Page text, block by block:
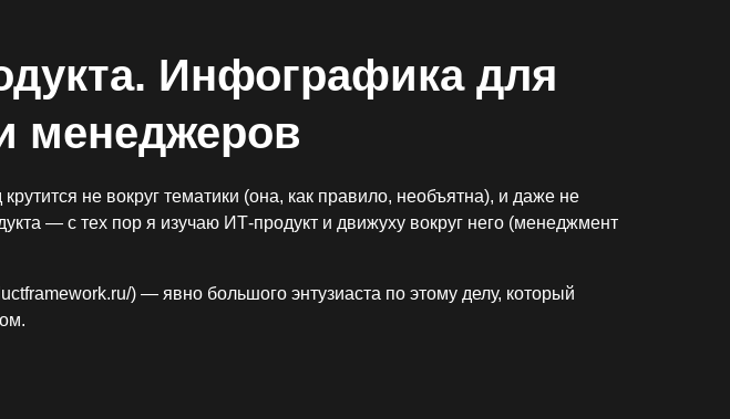
Инфографика для
менеджеров
не вокруг тематики (она, как правило, необъятна), и даже не
— с тех пор я изучаю ИТ-продукт и движуху вокруг него (менеджмент
) — явно большого энтузиаста по этому делу, который